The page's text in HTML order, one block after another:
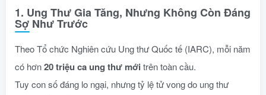
1. Ung Thư Gia Tăng, Nhưng Không Còn Đáng
Sợ Như Trước
Theo Tổ chức Nghiên cứu Ung thư Quốc tế (IARC), mỗi năm
có hơn20 triệu ca ung thư mới trên toàn cầu.
Tuy con số đáng lo ngại, nhưng tỷ lệ tử vong do ung thư